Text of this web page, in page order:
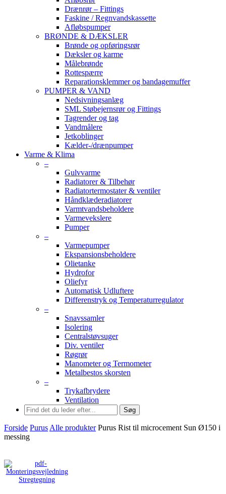
Drænrør – Fittings
Faskine / Regnvandskassette
Afløbspumper
BRØNDE & DÆKSLER
Brønde og opføringsrør
Dæksler og karme
Målebrønde
Rottespærre
Reparationsklemmer og bandagemuffer
PUMPER & VAND
Nedsivningsanlæg
SML Støbejernsrør og Fittings
Tagrender og tag
Vandmålere
Jetkoblinger
Kælder-/drænpumper
Varme & Klima
–
Gulvvarme
Radiatorer & Tilbehør
Radiatortermostater & ventiler
Håndklæderadiatorer
Varmtvandsbeholdere
Varmevekslere
Pumper
–
Varmepumper
Ekspansionsbeholdere
Olietanke
Hydrofor
Oliefyr
Automatisk Udluftere
Differenstryk og Temperaturregulator
–
Snavssamler
Isolering
Centralstøvsuger
Div. ventiler
Røgrør
Manometer og Termometer
Metalbestos skorsten
–
Trykafbrydere
Ventilation
Søg
Forside Purus Alle produkter Purus Rist til microcement Sun Ø150 i
messing
Stregtegning